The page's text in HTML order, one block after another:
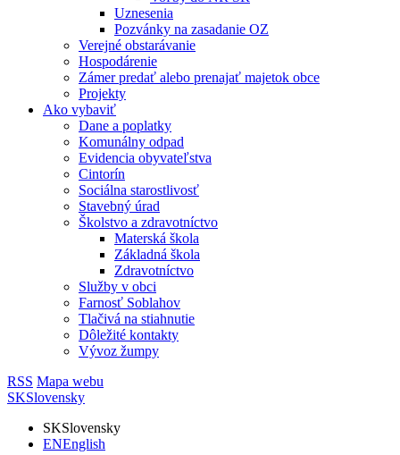
Uznesenia
Pozvánky na zasadanie OZ
Verejné obstarávanie
Hospodárenie
Zámer predať alebo prenajať majetok obce
Projekty
Ako vybaviť
Dane a poplatky
Komunálny odpad
Evidencia obyvateľstva
Cintorín
Sociálna starostlivosť
Stavebný úrad
Školstvo a zdravotníctvo
Materská škola
Základná škola
Zdravotníctvo
Služby v obci
Farnosť Soblahov
Tlačivá na stiahnutie
Dôležité kontakty
Vývoz žumpy
RSS Mapa webu
SKSlovensky
SKSlovensky
ENEnglish